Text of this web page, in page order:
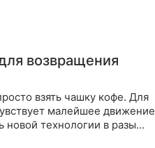
возвращения
взять чашку кофе. Для
малейшее движение
технологии в разы